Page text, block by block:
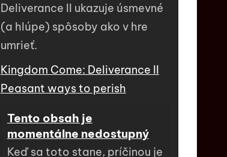
Deliverance II ukazuje úsmevné
(a hlúpe) spôsoby ako v hre
umrieť.
Kingdom Come: Deliverance II
Peasant ways to perish
Tento obsah je
momentálne nedostupný
Keď sa toto stane, príčinou je